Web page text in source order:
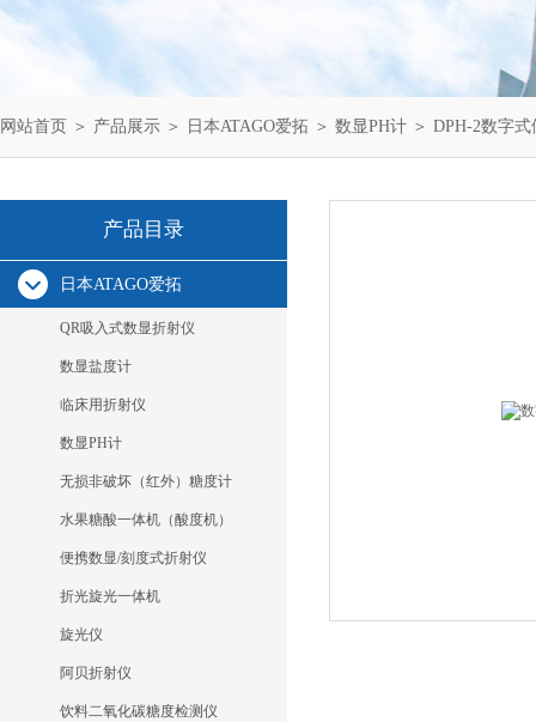
网站首页 ＞ 产品展示 ＞ 日本ATAGO爱拓 ＞ 数显PH计 ＞ DPH-2数字
产品目录
日本ATAGO爱拓
QR吸入式数显折射仪
数显盐度计
临床用折射仪
数显PH计
无损非破坏（红外）糖度计
水果糖酸一体机（酸度机）
便携数显/刻度式折射仪
折光旋光一体机
旋光仪
阿贝折射仪
饮料二氧化碳糖度检测仪